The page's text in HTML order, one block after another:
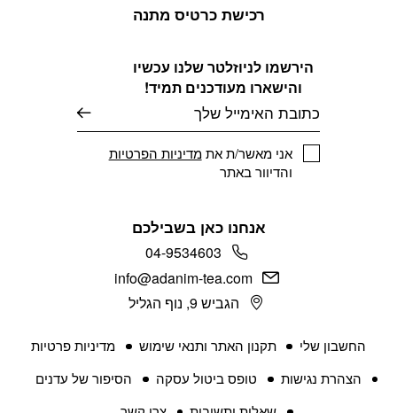
הירשמו לניוזלטר שלנו עכשיו
והישארו מעודכנים תמיד!
אני מאשר/ת אתמדיניות הפרטיות
והדיוור באתר
החשבון שלי תקנון האתר ותנאי שימוש
מדיניות פרטיות
הצהרת נגישות
טופס ביטול עסקה
הסיפור של עדנים
אנחנו כאן בשבילכם
04-9534603
info@adanim-tea.com
הגביש 9, נוף הגליל
רכישת כרטיס מתנה